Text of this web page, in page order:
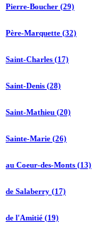
Pierre-Boucher (29)
Père-Marquette (32)
Saint-Charles (17)
Saint-Denis (28)
Saint-Mathieu (20)
Sainte-Marie (26)
au Coeur-des-Monts (13)
de Salaberry (17)
de l'Amitié (19)